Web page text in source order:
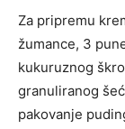
Za pripremu
žumance, 3
kukuruznog
granuliranog
pakovanje